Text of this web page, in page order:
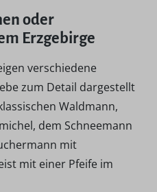
oder
Erzgebirge
verschiedene
zum Detail dargestellt
Waldmann,
dem Schneemann
mit
mit einer Pfeife im